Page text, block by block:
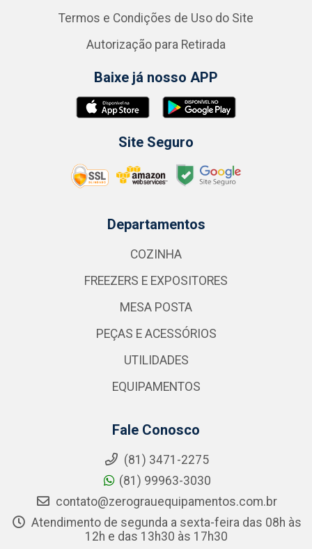
Termos e Condições de Uso do Site
Autorização para Retirada
Baixe já nosso APP
Site Seguro
Departamentos
COZINHA
FREEZERS E EXPOSITORES
MESA POSTA
PEÇAS E ACESSÓRIOS
UTILIDADES
EQUIPAMENTOS
Fale Conosco
(81) 3471-2275
(81) 99963-3030
contato@zerograuequipamentos.com.br
Atendimento de segunda a sexta-feira das 08h às
12h e das 13h30 às 17h30